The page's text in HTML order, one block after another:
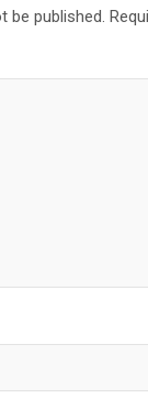
be published.